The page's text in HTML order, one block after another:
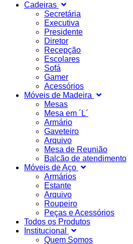
Cadeiras
Secretária
Executiva
Presidente
Diretor
Recepção
Escolares
Sofá
Gamer
Acessórios
Móveis de Madeira
Mesas
Mesa em ´L´
Armário
Gaveteiro
Arquivo
Mesa de Reunião
Balcão de atendimento
Móveis de Aço
Armários
Estante
Arquivo
Roupeiro
Peças e Acessórios
Todos os Produtos
Institucional
Quem Somos